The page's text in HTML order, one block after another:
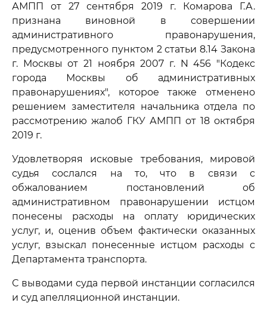
АМПП от 27 сентября 2019 г. Комарова Г.А.
признана виновной в совершении
административного правонарушения,
предусмотренного пунктом 2 статьи 8.14 Закона
г. Москвы от 21 ноября 2007 г. N 456 "Кодекс
города Москвы об административных
правонарушениях", которое также отменено
решением заместителя начальника отдела по
рассмотрению жалоб ГКУ АМПП от 18 октября
2019 г.
Удовлетворяя исковые требования, мировой
судья сослался на то, что в связи с
обжалованием постановлений об
административном правонарушении истцом
понесены расходы на оплату юридических
услуг, и, оценив объем фактически оказанных
услуг, взыскал понесенные истцом расходы с
Департамента транспорта.
С выводами суда первой инстанции согласился
и суд апелляционной инстанции.